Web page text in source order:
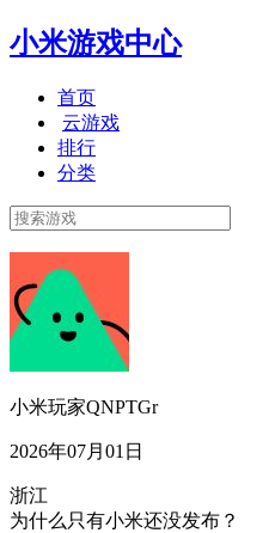
小米游戏中心
首页
云游戏
排行
分类
小米玩家QNPTGr
2026年07月01日
浙江
为什么只有小米还没发布？